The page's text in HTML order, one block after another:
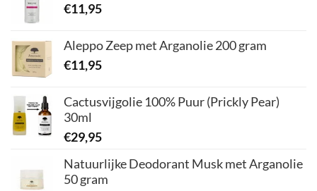
€11,95
Aleppo Zeep met Arganolie 200 gram
€11,95
Cactusvijgolie 100% Puur (Prickly Pear)
30ml
€29,95
Natuurlijke Deodorant Musk met Arganolie
50 gram